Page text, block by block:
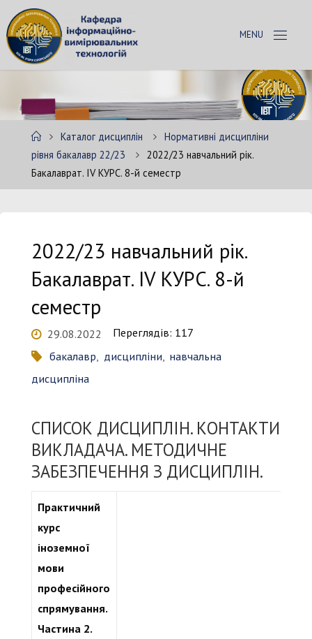
Skip
to
content
АФ
ЕД
РА
ІВ
Т
HomeКаталог дисциплін
Нормативні дисципліни
рівня бакалавр 22/23
2022/23 навчальний рік.
Бакалаврат. ІV КУРС. 8-й семестр
2022/23 навчальний рік.
Бакалаврат. ІV КУРС. 8-й
семестр
29.08.2022
бакалавр
дисципліни навчальна
дисципліна
Переглядів: 117
СПИСОК ДИСЦИПЛІН. КОНТАКТИ
ВИКЛАДАЧА. МЕТОДИЧНЕ
ЗАБЕЗПЕЧЕННЯ З ДИСЦИПЛІН.
Практичний
курс
іноземної
мови
професійного
спрямування.
Частина2.